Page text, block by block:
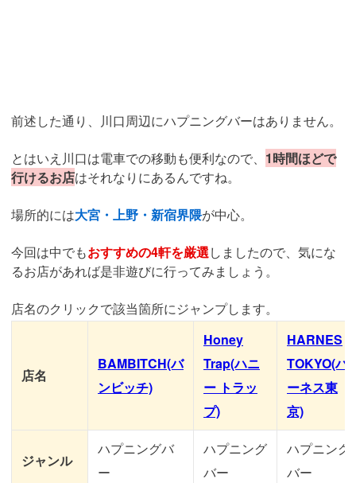
前述した通り、川口周辺にハプニングバーはありません。
とはいえ川口は電車での移動も便利なので、 1時間ほどで
行けるお店はそれなりにあるんですね。
場所的には大宮・上野・新宿界隈が中心。
今回は中でもおすすめの4軒を厳選しましたので、気にな
るお店があれば是非遊びに行ってみましょう。
店名のクリックで該当箇所にジャンプします。
店名
BAMBITCH(バ
ンビッチ)
Honey
Trap(ハニ
ー トラッ
プ)
HARNES
TOKYO(ハ
ーネス東
京)
ジャンル
ハプニングバ
ー
ハプニング
バー
ハプニング
バー